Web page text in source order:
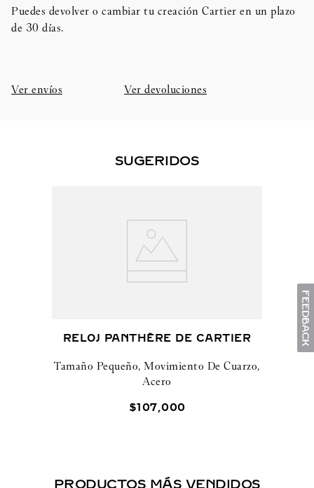
Puedes devolver o cambiar tu creación Cartier en un plazo
de 30 días.​
Ver envíos Ver devoluciones
SUGERIDOS
RELOJ PANTHÈRE DE CARTIER
Tamaño Pequeño, Movimiento De Cuarzo,
Acero
$107,000
PRODUCTOS MÁS VENDIDOS